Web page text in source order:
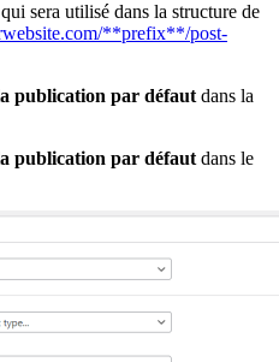
qui sera utilisé dans la structure de
**prefix**/post-
publication par défaut dans la
publication par défaut dans le